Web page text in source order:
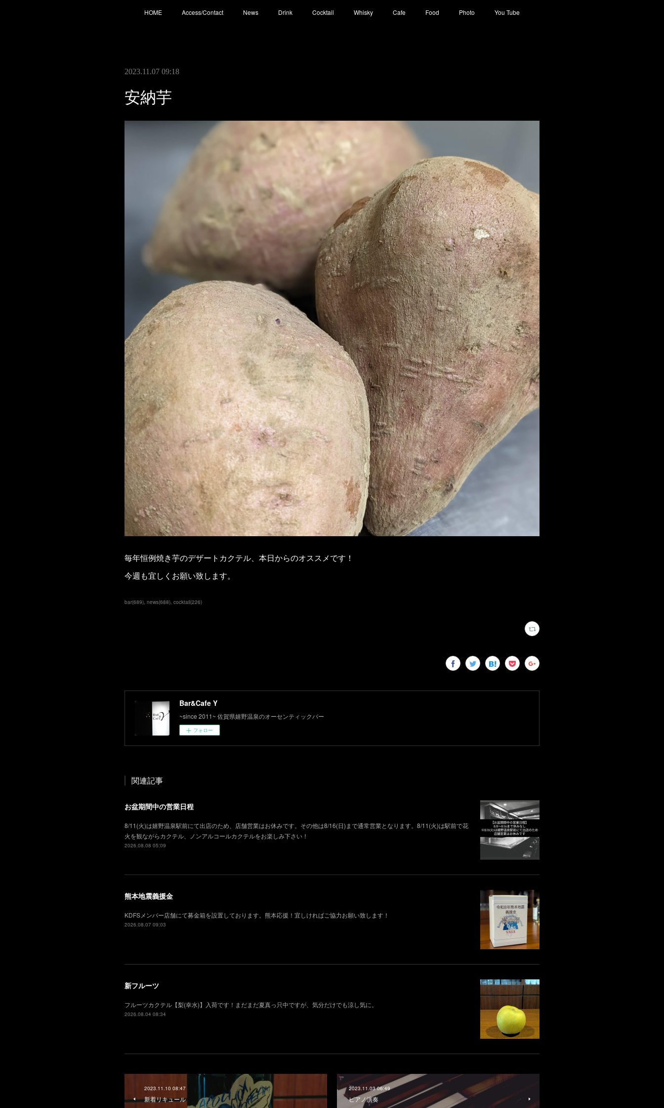
HOME Access/Contact News Drink Cocktail Whisky Cafe Food Photo You Tube
2023.11.07 09:18
安納芋
毎年恒例焼き芋のデザートカクテル、本日からのオススメです！
今週も宜しくお願い致します。
bar(689) news(688) cocktail(226)
Bar&Cafe Y
~since 2011~ 佐賀県嬉野温泉のオーセンティックバー
フォロー
関連記事
お盆期間中の営業日程
8/11(火)は嬉野温泉駅前にて出店のため、店舗営業はお休みです。その他は8/16(日)まで通常営業となります。8/11(火)は駅前で花
火を観ながらカクテル、ノンアルコールカクテルをお楽しみ下さい！
2026.08.08 05:09
熊本地震義援金
KDFSメンバー店舗にて募金箱を設置しております。熊本応援！宜しければご協力お願い致します！
2026.08.07 09:03
新フルーツ
フルーツカクテル【梨(幸水)】入荷です！まだまだ夏真っ只中ですが、気分だけでも涼し気に。
2026.08.04 08:34
2023.11.10 08:47
新着リキュール
2023.11.03 06:49
ピアノ演奏